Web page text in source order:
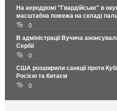
На аеродромі "Гвардійське" в
масштабна пожежа на складі
0
В адміністрації Вучича
Сербії
0
США розширили санкції проти
Росією та Китаєм
0